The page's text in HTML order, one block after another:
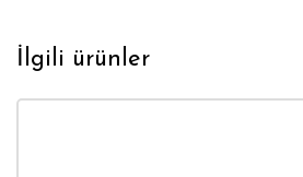
İlgili ürünler